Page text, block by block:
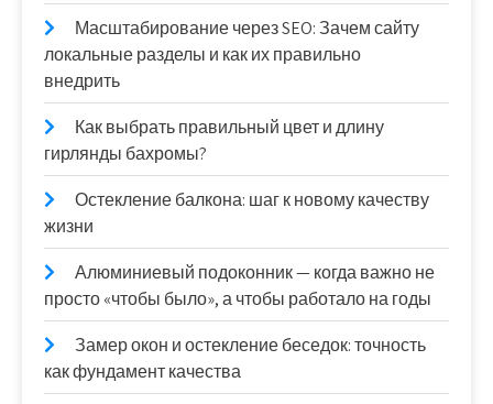
Масштабирование через SEO: Зачем сайту
локальные разделы и как их правильно
внедрить
Как выбрать правильный цвет и длину
гирлянды бахромы?
Остекление балкона: шаг к новому качеству
жизни
Алюминиевый подоконник — когда важно не
просто «чтобы было», а чтобы работало на годы
Замер окон и остекление беседок: точность
как фундамент качества